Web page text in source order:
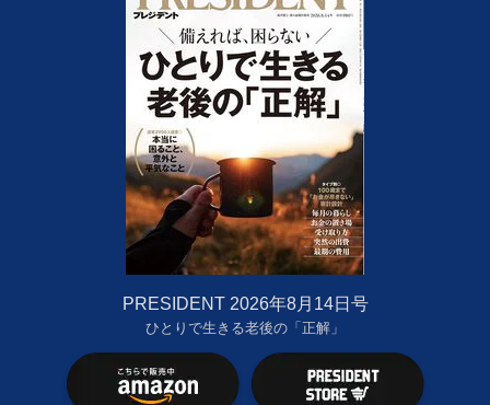
PRESIDENT 2026年8月14日号
ひとりで生きる老後の「正解」